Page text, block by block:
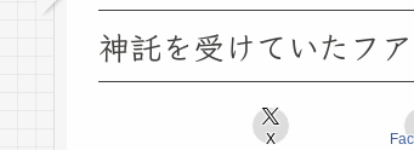
神託を受けていたフ
X